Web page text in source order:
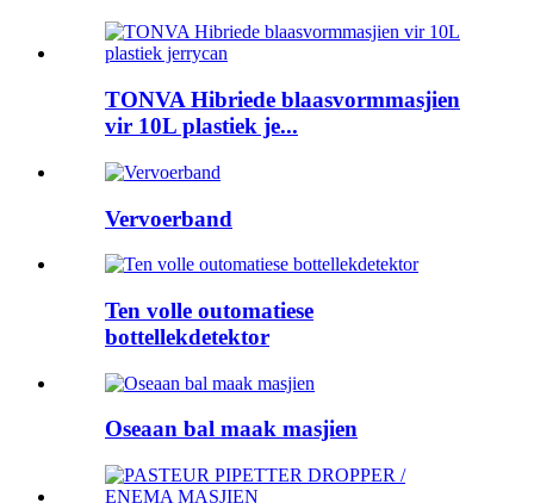
TONVA Hibriede blaasvormmasjien
vir 10L plastiek je...
Vervoerband
Ten volle outomatiese
bottellekdetektor
Oseaan bal maak masjien